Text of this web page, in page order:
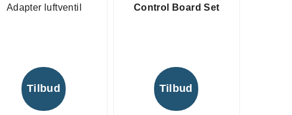
Adapter luftventil
Tilbud
Control Board Set
Tilbud